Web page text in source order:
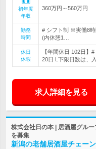
初年度
年収
360万円～560万円
勤務
時間
# シフト制 ※実働8時
(内休憩1…
休日
休暇
【年間休日 102日】
20日 L下限日数は、
求人詳細を見る
株式会社日の本 | 居酒屋グル
を募集
新潟の老舗居酒屋チェー